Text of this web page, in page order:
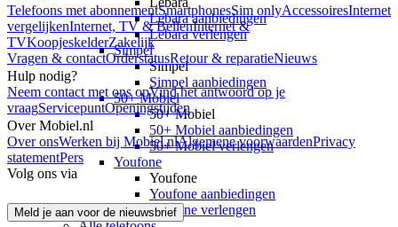
Lebara aanbiedingen
Lebara verlengen
Simpel
Simpel
Simpel aanbiedingen
50+ Mobiel
50+ Mobiel
50+ Mobiel aanbiedingen
50+ Mobiel verlengen
Youfone
Youfone
Youfone aanbiedingen
Youfone verlengen
Telefoons met abonnementSmartphonesSim onlyAccessoiresInternet
vergelijkenInternet, TV & BellenInternet &
TVKoopjeskelderZakelijk
Vragen & contactOrderstatusRetour & reparatieNieuws
Hulp nodig?
Neem contact met ons opVind het antwoord op je
vraagServicepuntOpeningstijden
Over Mobiel.nl
Over onsWerken bij Mobiel.nlAlgemene voorwaardenPrivacy
statementPers
Volg ons via
Meld je aan voor de nieuwsbrief